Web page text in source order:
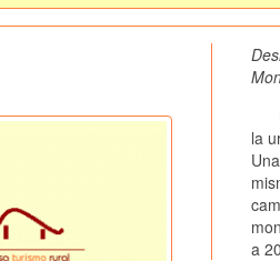
la
a